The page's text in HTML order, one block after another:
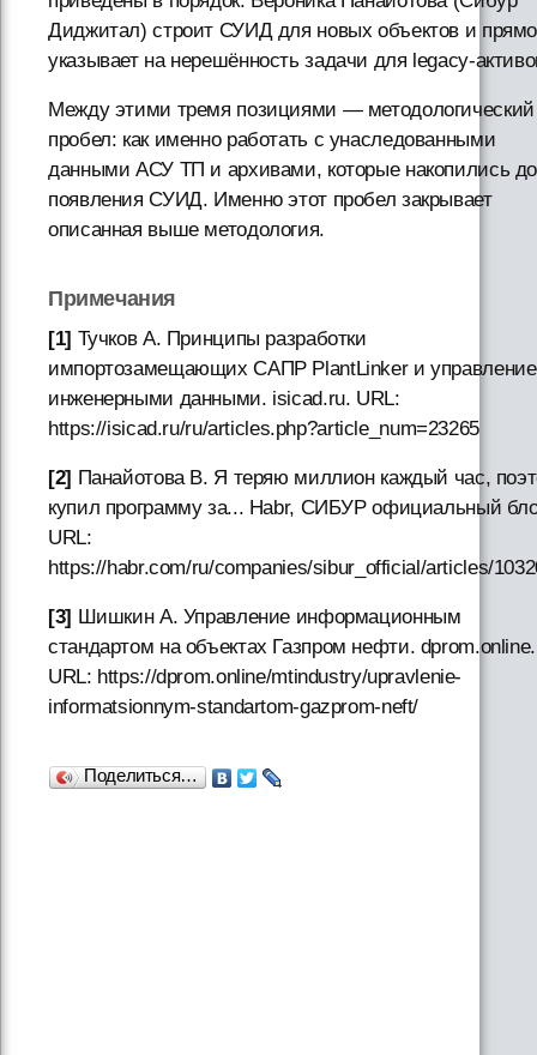
Диджитал) строит СУИД для новых объектов и прямо
указывает на нерешённость задачи для legacy-
Между этими тремя позициями — методологический
пробел: как именно работать с унаследованными
данными АСУ ТП и архивами, которые накопились до
появления СУИД. Именно этот пробел закрывает
описанная выше методология.
Примечания
[1] Тучков А. Принципы разработки
импортозамещающих САПР PlantLinker и управление
инженерными данными. isicad.ru. URL:
https://isicad.ru/ru/articles.php?article_num=23265
[2] Панайотова В. Я теряю миллион каждый час,
купил программу за... Habr, СИБУР официальный
URL:
https://habr.com/ru/companies/sibur_official/articles/
[3] Шишкин А. Управление информационным
стандартом на объектах Газпром нефти. dprom.online.
URL: https://dprom.online/mtindustry/upravlenie-
informatsionnym-standartom-gazprom-neft/
Поделиться…